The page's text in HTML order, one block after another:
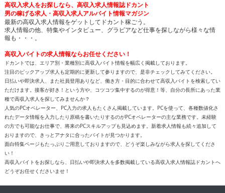
高収入求人をお探しなら、高収入求人情報誌ドカント
男の稼げる求人・高収入求人アルバイト情報マガジン
最新の高収入求人情報をゲットしてドカント稼ごう。
求人情報の他、特集やインタビュー、グラビアなど仕事を探しながら様々な情
報も・・・。
高収入バイトの求人情報ならお任せください！
ドカントでは、エリア別・業種別に高収入バイト情報を幅広く掲載しております。
注目のピックアップ求人も定期的に更新して参りますので、是非チェックしてみてください。
日払いや即決求人、また社員登用ありなど、働き方・目的に合わせて高収入バイトを検索してい
ただけます。接客が好き！という方や、コツコツ集中するのが得意！等、自分の長所にあった業
種で高収入求人を探してみませんか？
人気のPCオペレーター、PC入力の求人もたくさん掲載しています。PCを使って、各種数値化さ
れたデータ情報を入力したり原稿を書いたりするのがPCオペレーターの主な業務です。未経験
の方でも可能なお仕事で、将来のPCスキルアップも見込めます。新着求人情報も続々追加して
おりますので、きっとアナタに合ったバイトが見つかります。
面白特集ページもたっぷりご用意しておりますので、どうぞ楽しみながら求人を探してくださ
い！
高収入バイトをお探しなら、日払いや即決求人を多数掲載している高収入求人情報誌ドカントへ
どうぞお任せくださいませ！